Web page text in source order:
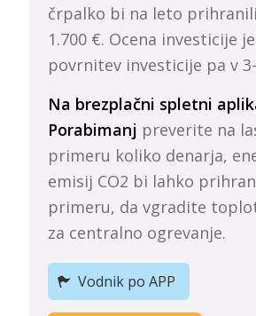
črpalko bi na leto
1.700 €. Ocena investicije
povrnitev investicije pa v
Na brezplačni spletni
Porabimanj preverite na
primeru koliko denarja,
emisij CO2 bi lahko
primeru, da vgradite
za centralno ogrevanje.
Vodnik po APP